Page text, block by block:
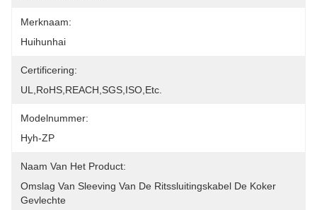
Merknaam:
Huihunhai
Certificering:
UL,RoHS,REACH,SGS,ISO,etc.
Modelnummer:
Hyh-ZP
Naam Van Het Product:
Omslag Van Sleeving Van De Ritssluitingskabel De Koker
Gevlechte